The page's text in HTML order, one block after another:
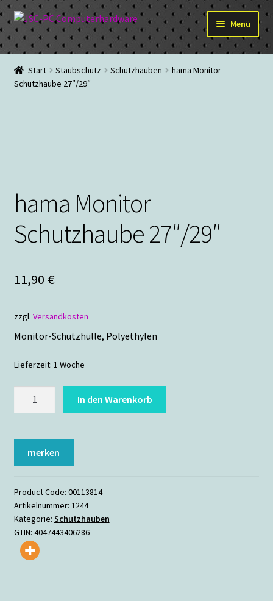
Zur
Navigation
springen
Zum
Inhalt
springen
Menü
Hardware
PC-Systeme
Start Staubschutz Schutzhauben
hama Monitor
Schutzhaube 27″/29″
hama Monitor
Schutzhaube 27″/29″
11,90 €
zzgl. Versandkosten
Monitor-Schutzhülle, Polyethylen
Lieferzeit: 1 Woche
27"/29"
Menge
In den Warenkorb
merken
Product Code: 00113814
Artikelnummer: 1244
Kategorie: Schutzhauben
GTIN: 4047443406286